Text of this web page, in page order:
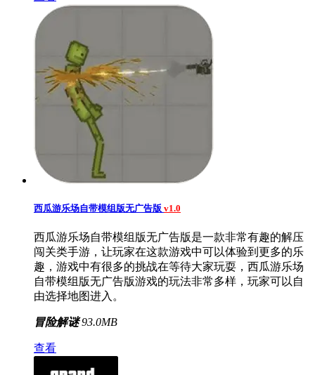
西瓜游乐场自带模组版无广告版 v1.0
西瓜游乐场自带模组版无广告版是一款非常有趣的解压
闯关类手游，让玩家在这款游戏中可以体验到更多的乐
趣，游戏中有很多的挑战在等待大家玩耍，西瓜游乐场
自带模组版无广告版游戏的玩法非常多样，玩家可以自
由选择地图进入。
冒险解谜 93.0MB
查看